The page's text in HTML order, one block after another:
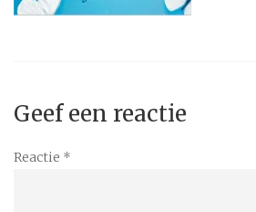
Geef een reactie
Reactie *